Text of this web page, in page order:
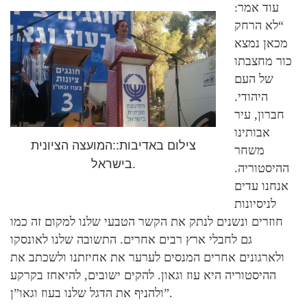
צילום באדיבות::המועצה הציונית
בישראל.
עוד אמר:
“לא הרחק
מכאן נמצא
כור מחצבתו
של העם
היהודי.
חברון, עיר
אבותינו
משחר
ההיסטוריה.
אנחנו עדים
לניסיונות
חוזרים ונשנים לנתק את הקשר הטבעי שלנו למקום זה כמו
גם לחבלי ארץ רבים אחרים. התשובה שלנו לאונסקו
ולארגונים אחרים המנסים לערער את אחיזתנו ולשכתב את
ההיסטוריה היא עוז וגאון. להקים ישובים, להיאחז בקרקע
ולהניף את הדגל שלנו בעוז וגאו”ן”.